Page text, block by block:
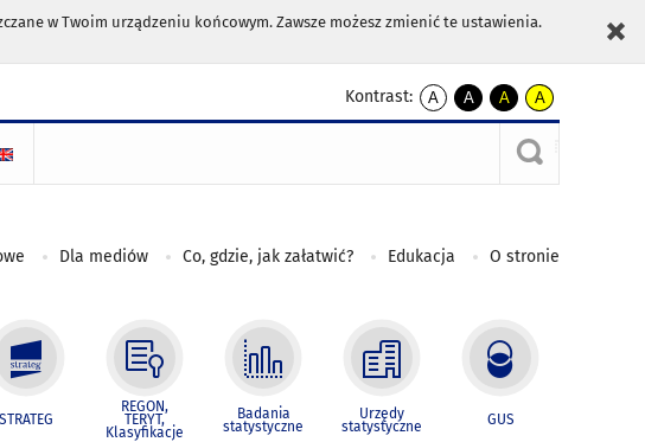
w Twoim urządzeniu końcowym. Zawsze możesz zmienić te ustawienia.
Kontrast:
A
kontrast
A
kontrast
czarnym
A
kontrast
żółty
tekst
czarnym
A
kontrast
czarny
tekst
żółtym
Dla mediów Co, gdzie, jak załatwić? Edukacja O stronie
STRATEG
REGON,
TERYT,
Klasyfikacje
Badania
statystyczne
Urzędy
statystyczne GUS